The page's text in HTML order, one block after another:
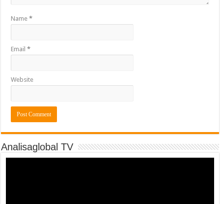
Name*
Email*
Website
Analisaglobal TV